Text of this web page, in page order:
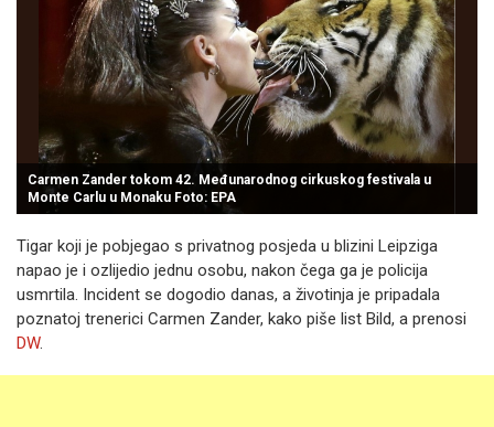
Carmen Zander tokom 42. Međunarodnog cirkuskog festivala u
Monte Carlu u Monaku Foto: EPA
Tigar koji je pobjegao s privatnog posjeda u blizini Leipziga
napao je i ozlijedio jednu osobu, nakon čega ga je policija
usmrtila. Incident se dogodio danas, a životinja je pripadala
poznatoj trenerici Carmen Zander, kako piše list Bild, a prenosi
DW.